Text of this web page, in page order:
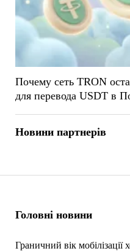
Головні новини
Граничний вік мобілізації
Почему сеть TRON
для перевода USDT в
Новини партнерів